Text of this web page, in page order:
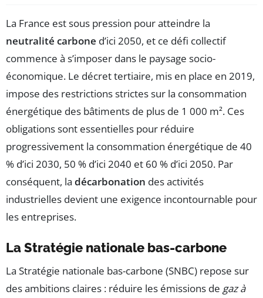
La France est sous pression pour atteindre la
neutralité carbone d’ici 2050, et ce défi collectif
commence à s’imposer dans le paysage socio-
économique. Le décret tertiaire, mis en place en 2019,
impose des restrictions strictes sur la consommation
énergétique des bâtiments de plus de 1 000 m². Ces
obligations sont essentielles pour réduire
progressivement la consommation énergétique de 40
% d’ici 2030, 50 % d’ici 2040 et 60 % d’ici 2050. Par
conséquent, la décarbonation des activités
industrielles devient une exigence incontournable pour
les entreprises.
La Stratégie nationale bas-carbone
La Stratégie nationale bas-carbone (SNBC) repose sur
des ambitions claires : réduire les émissions de gaz à